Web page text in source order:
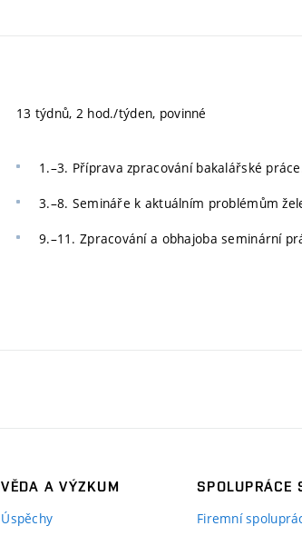
13 týdnů, 2 hod./týden, povinné
1.–3. Příprava zpracování bakalářské
3.–8. Semináře k aktuálním problémům
9.–11. Zpracování a obhajoba seminární
VĚDA A VÝZKUM
Úspěchy
SPOLUPRÁCE
Firemní